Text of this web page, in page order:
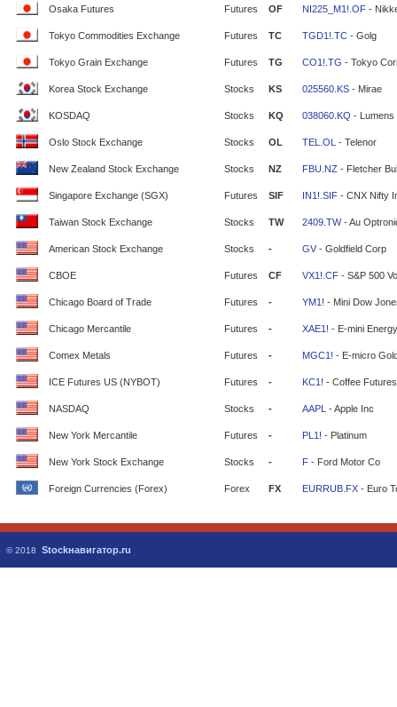
Osaka Futures Futures OF NI225_M1!.OF -
Tokyo Commodities Exchange Futures TC TGD1!.TC - Golg
Tokyo Grain Exchange Futures TG CO1!.TG - Tokyo
Korea Stock Exchange Stocks KS 025560.KS - Mirae
KOSDAQ Stocks KQ 038060.KQ - Lumens
Oslo Stock Exchange Stocks OL TEL.OL - Telenor
New Zealand Stock Exchange Stocks NZ FBU.NZ - Fletcher
Singapore Exchange (SGX) Futures SIF IN1!.SIF - CNX Nifty
Taiwan Stock Exchange Stocks TW 2409.TW- Au
American Stock Exchange Stocks - GV - Goldfield Corp
CBOE Futures CF VX1!.CF - S&P 500
Chicago Board of Trade Futures - YM1! - Mini Dow
Chicago Mercantile Futures - XAE1! - E-mini
Comex Metals Futures - MGC1! - E-micro
ICE Futures US (NYBOT) Futures - KC1! - Coffee Futures
NASDAQ Stocks - AAPL - Apple Inc
New York Mercantile Futures - PL1! - Platinum
New York Stock Exchange Stocks - F - Ford Motor Co
Foreign Currencies (Forex) Forex FX EURRUB.FX - Euro
© 2018 Stockнавигатор.ru